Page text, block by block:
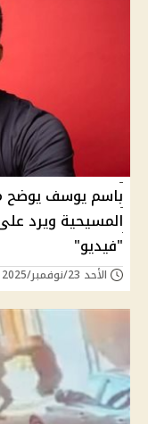
باسم يوسف يوضح
المسيحية ويرد
"فيديو"
الأحد 23/نوفمبر/2025 - 11:13 م